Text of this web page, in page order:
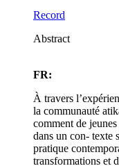
Record
Abstract
FR:
À travers
la communauté
comment de
dans un con- texte
pratique
transformations et